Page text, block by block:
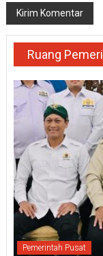
Ruang
Pemerintah Pusat